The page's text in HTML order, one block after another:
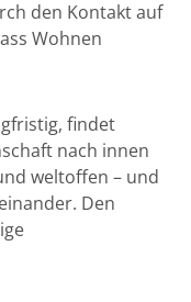
den Kontakt auf
Wohnen
findet
nach innen
weltoffen – und
Den